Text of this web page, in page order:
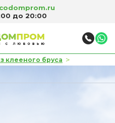
до 20:00
клееного бруса >